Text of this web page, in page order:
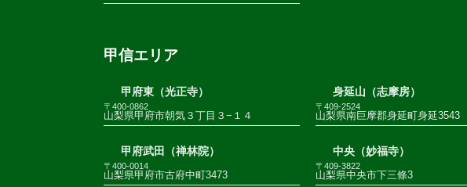
甲信エリア
甲府東（光正寺）
〒400-0862
山梨県甲府市朝気３丁目３−１４
身延山（志摩房）
〒409-2524
山梨県南巨摩郡身延町身延3543
甲府武田（禅林院）
〒400-0014
山梨県甲府市古府中町3473
中央（妙福寺）
〒409-3822
山梨県中央市下三條3